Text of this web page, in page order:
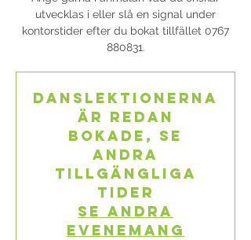
utvecklas i eller slå en signal under
kontorstider efter du bokat tillfället 0767
880831.
Danslektionerna
är redan
bokade, se
andra
tillgängliga
tider
Se andra
evenemang